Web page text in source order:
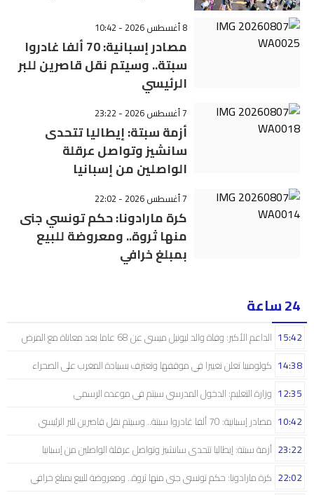
8 أغسطس 2026 - 10:42
مصادر إسبانية: 70 ألفا غادروا
سبتة.. وسيتم نقل قاصرين للبر
الرئيسي
7 أغسطس 2026 - 23:22
أزمة سبتة: إيطاليا تتحدى
سانشيز وتواصل عرقلة
الواصلين من إسبانيا
7 أغسطس 2026 - 22:02
كرة مارادونا: حكم تونسي جنى
منها ثروة.. ومعروضة للبيع
بمبلغ خرافي
24 ساعة
الداعم الأكبر: وفاة والد ليونيل ميسي عن 68 عاما بعد معاناة مع المرض 15:42
كولومبيا تعلن تغييرا في موقفها وتعترف بسيادة المغرب على الصحراء 14:38
وزارة التعليم: الدخول المدرسي سیتم في موعده الرسمي 12:35
مصادر إسبانية: 70 ألفا غادروا سبتة.. وسيتم نقل قاصرين للبر الرئيسي 10:42
أزمة سبتة: إيطاليا تتحدى سانشيز وتواصل عرقلة الواصلين من إسبانيا 23:22
كرة مارادونا: حكم تونسي جنى منها ثروة.. ومعروضة للبيع بمبلغ خرافي 22:02